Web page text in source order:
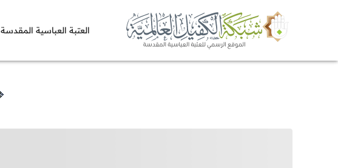
العتبة العباسية المقدسة